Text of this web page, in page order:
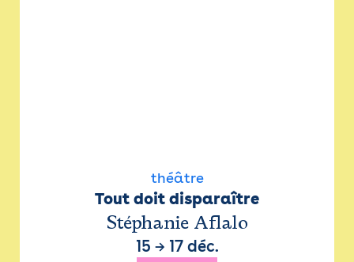
théâtre
Tout doit disparaître
Stéphanie Aflalo
15 → 17 déc.